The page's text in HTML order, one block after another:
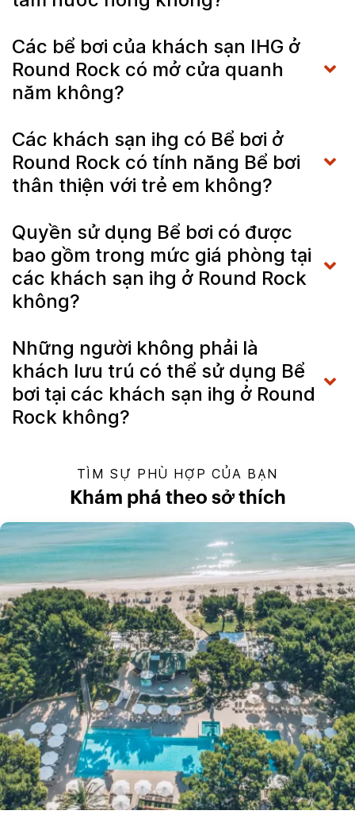
Các bể bơi của khách sạn IHG ở
Round Rock có mở cửa quanh
năm không?
Các khách sạn ihg có Bể bơi ở
Round Rock có tính năng Bể bơi
thân thiện với trẻ em không?
Quyền sử dụng Bể bơi có được
bao gồm trong mức giá phòng tại
các khách sạn ihg ở Round Rock
không?
Những người không phải là
khách lưu trú có thể sử dụng Bể
bơi tại các khách sạn ihg ở Round
Rock không?
TÌM SỰ PHÙ HỢP CỦA BẠN
Khám phá theo sở thích